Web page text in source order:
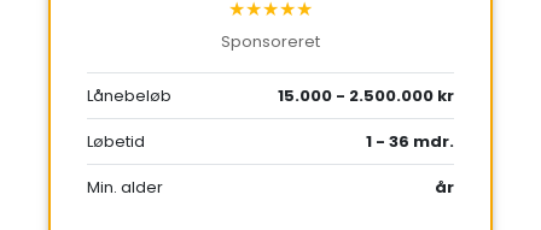
★★★★★
Sponsoreret
Lånebeløb
15.000 - 2.500.000 kr
Løbetid
1 - 36 mdr.
Min. alder
år